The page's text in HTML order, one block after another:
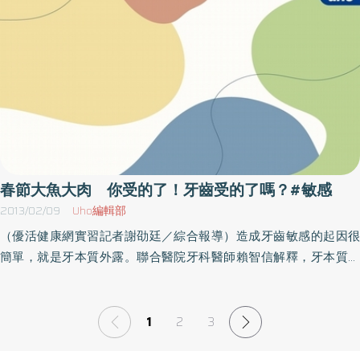
加負擔，另外也要重視防曬和保濕，打造不易老化的好膚質。 想要
打擊細紋、斑點，提升肌膚生命力，持續使用水蓮花複合因子可養
成健康膚質，喚醒肌膚重回彈力緊實，活化肌底，讓肌膚年輕 10
弘昌院長表示，建議民眾養成隨手查詢空氣品質指標(AQI)的習慣，
當空氣品質不佳時減少戶外活動，必要外出應配戴口罩，體質敏感
以及免疫力較差的病患應注意健康維護，若感到咳嗽、氣喘等呼吸
道症狀加劇時，需盡速尋求專業醫師的協助。
大醫院朱家緯醫師表示，近來門診中有位女患者，抱怨黑斑曬斑都
打不掉，臉部肌膚也變得容易乾癢，因此走遍大台北地區的醫美診
所，一家換過一家狀況不見改善，與這位患者詳談才知道，她忽略
了術後的修護品與日常保養的程序，才讓臉部肌膚雷射後處於過度
缺水的狀況；加上不注重防曬，臉色更容易暗沉，一心求快速效果
熱衷療程，也沒有固定診所的習慣，到新院所求診時忽略說明上次
的治療項目，導致表皮屏障作用的皮脂膜會被破壞，造成皮膚產生
容易敏感發癢的症狀。雷射術後如果沒有選用相關修復成分且濃度
足夠的保養品，提供肌膚保護和修補功能，反而還過度清潔的話，
就很容易造成肌膚越來越敏感。正確觀念 讓肌膚加速修護入夏之
前，朱家緯醫師建議，正確適當的清潔非常重要，若只有擦防曬
品，毋須用卸妝油或頻繁洗臉、去角質，避免失去保水調節能力，
造成肌膚乾燥缺水。尤其在醫美療程後可選擇幫助保濕鎮定及溫和
皮含水量，讓肌膚迅速修補及恢復彈性。他也叮嚀，想用醫美保養
讓肌膚達到最佳的狀態，別忽略居家護理佔了很重要的關鍵因素。
春節大魚大肉 你受的了！牙齒受的了嗎？#敏感
2013/02/09 Uho編輯部
（優活健康網實習記者謝劭廷／綜合報導）造成牙齒敏感的起因很
簡單，就是牙本質外露。聯合醫院牙科醫師賴智信解釋，牙本質位
食物及飲料，對牙本質小管會形成刺激來源，引起牙本質小管內的
液體流動，進而使其神經末梢產生反應，牙齒就會產生短暫而尖銳
1 2 3